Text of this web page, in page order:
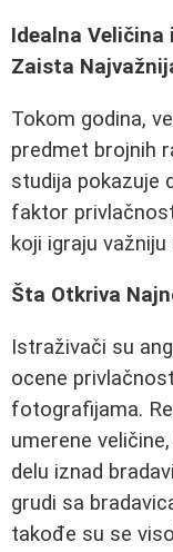
Idealna Veličina
Zaista
Tokom godina,
predmet brojnih
studija pokazuje
faktor
koji igraju važniju
Šta Otkriva
Istraživači su
ocene
fotografijama.
umerene
delu iznad
grudi sa
takođe su se